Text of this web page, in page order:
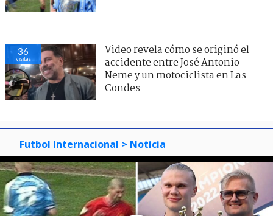
36
visitas
Video revela cómo se originó el
accidente entre José Antonio
Neme y un motociclista en Las
Condes
Futbol Internacional > Noticia